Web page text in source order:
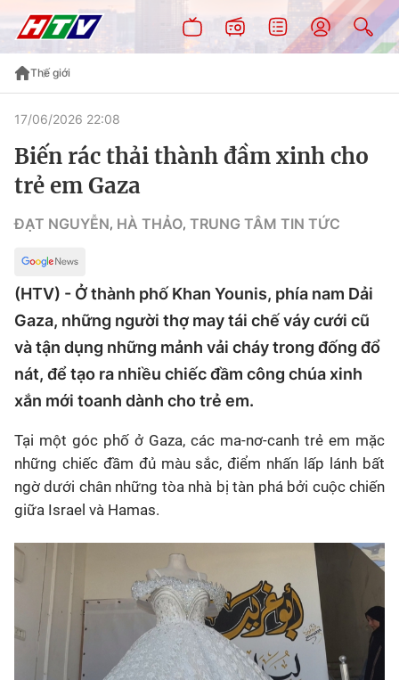
Thế giới
17/06/2026 22:08
Biến rác thải thành đầm xinh cho
trẻ em Gaza
ĐẠT NGUYỄN, HÀ THẢO, TRUNG TÂM TIN TỨC
(HTV) - Ở thành phố Khan Younis, phía nam Dải
Gaza, những người thợ may tái chế váy cưới cũ
và tận dụng những mảnh vải cháy trong đống đổ
nát, để tạo ra nhiều chiếc đầm công chúa xinh
xắn mới toanh dành cho trẻ em.
Tại một góc phố ở Gaza, các ma-nơ-canh trẻ em mặc
những chiếc đầm đủ màu sắc, điểm nhấn lấp lánh bất
ngờ dưới chân những tòa nhà bị tàn phá bởi cuộc chiến
giữa Israel và Hamas.